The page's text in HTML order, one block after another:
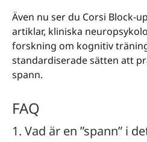
Även nu ser du Corsi Block-
artiklar, kliniska
forskning om kognitiv
standardiserade sätten att
spann.
FAQ
1. Vad är en ”spann” i